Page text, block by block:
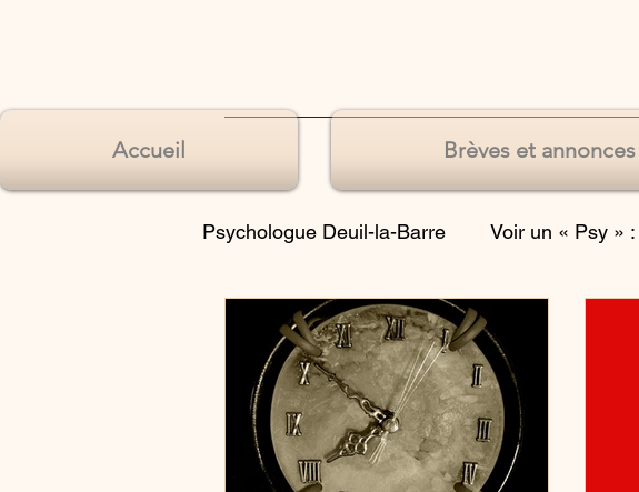
Accueil Brèves et annonces
Psychologue Deuil-la-Barre Voir un « Psy »
Souffrances de l’identité Souffrances
Souffrances du langage